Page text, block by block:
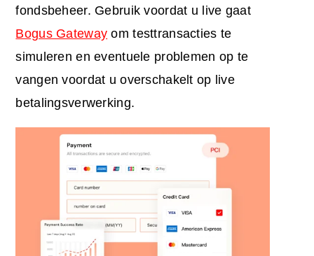
fondsbeheer. Gebruik voordat u live gaat
Bogus Gateway om testtransacties te
simuleren en eventuele problemen op te
vangen voordat u overschakelt op live
betalingsverwerking.